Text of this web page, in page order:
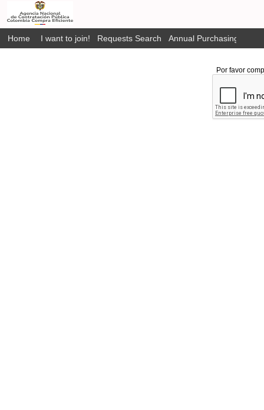
Home I want to join! Requests Search Annual Purchasing Plan
Por favor